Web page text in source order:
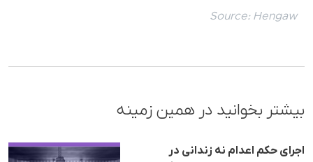
Source: Hengaw
بیشتر بخوانید در همین زمینه
اجرای حکم اعدام نە زندانی در